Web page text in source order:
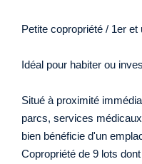
Petite copropriété / 1er et
Idéal pour habiter ou
Situé à proximité
parcs, services
bien bénéficie d'un
Copropriété de 9 lots